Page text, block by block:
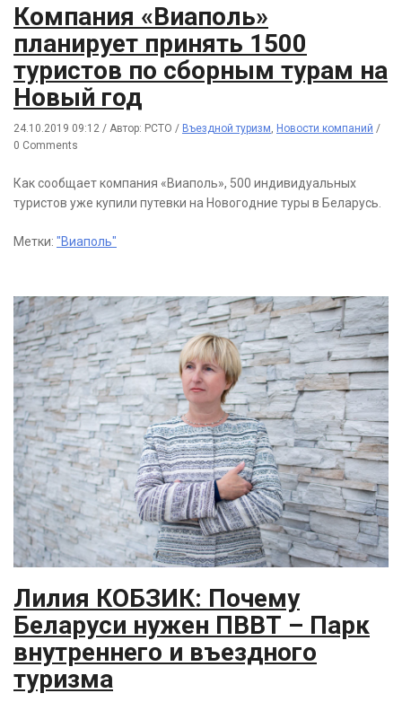
Компания «Виаполь»
планирует принять 1500
туристов по сборным турам на
Новый год
24.10.2019 09:12 / Автор: РСТО / Въездной туризм Новости компаний /
0 Comments
Как сообщает компания «Виаполь», 500 индивидуальных
туристов уже купили путевки на Новогодние туры в Беларусь.
Метки: "Виаполь"
Лилия КОБЗИК: Почему
Беларуси нужен ПВВТ – Парк
внутреннего и въездного
туризма